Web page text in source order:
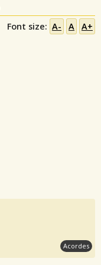
Font size: A- A A+
Acordes